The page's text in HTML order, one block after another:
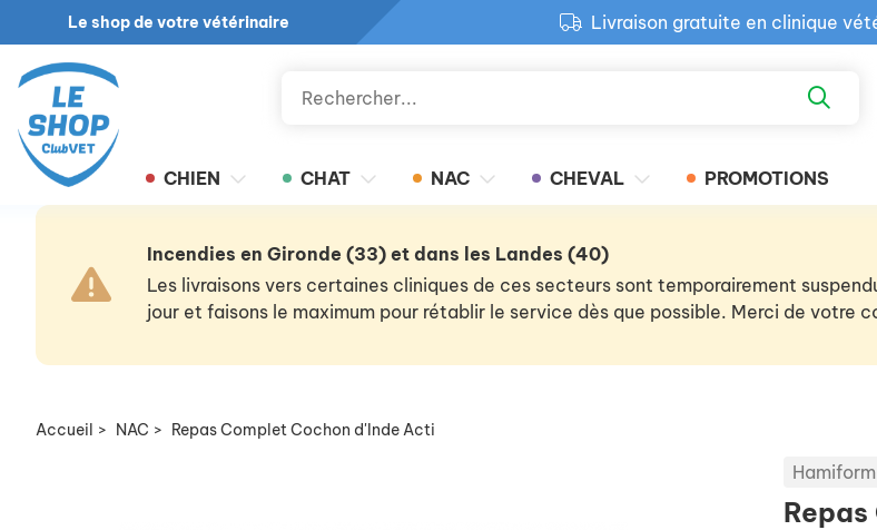
Le shop de votre vétérinaire
Livraison gratuite en clinique
Retour produit gratuit en
CHIEN CHAT NAC CHEVAL PROMOTIONS
Incendies en Gironde (33) et dans les Landes (40)
Les livraisons vers certaines cliniques de ces secteurs sont temporairement
jour et faisons le maximum pour rétablir le service dès que possible. Merci de votre
Accueil > NAC > Repas Complet Cochon d'Inde Acti
Hamiform